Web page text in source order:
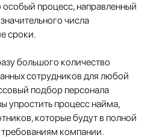
процесс, направленный
числа
сроки.
большого количество
сотрудников для любой
подбор персонала
упростить процесс найма,
которые будут в полной
компании.